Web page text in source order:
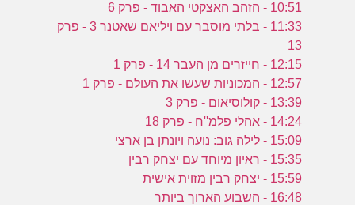
10:51 - הזהב האצקטי האבוד - פרק 6
11:33 - בלתי מוסבר עם ויליאם שאטנר 3 - פרק
13
12:15 - חייזרים מן העבר 14 - פרק 1
12:57 - המכוניות שעשו את העולם - פרק 1
13:39 - קולוסיאום - פרק 3
14:24 - אהלי פלמ''ח - פרק 18
15:09 - לילה גוב: נועה ויונתן בן ארצי
15:35 - ראיון מיוחד עם יצחק רבין
15:59 - יצחק רבין מזוית אישית
16:48 - השבוע הארוך ביותר